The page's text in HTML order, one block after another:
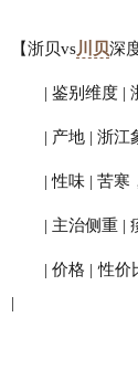
【浙贝vs川贝深
| 鉴别维度 |
| 产地 | 浙江
| 性味 | 苦寒
| 主治侧重 |
| 价格 | 性价
|